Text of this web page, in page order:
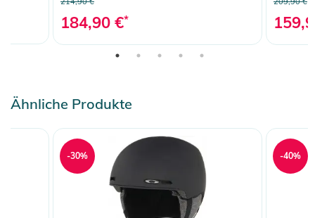
184,90 €*
Ähnliche Produkte
-30% -40%